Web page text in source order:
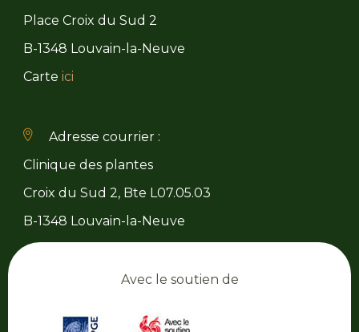
Place Croix du Sud 2
B-1348 Louvain-la-Neuve
Carte ici
Adresse courrier :
Clinique des plantes
Croix du Sud 2, Bte L07.05.03
B-1348 Louvain-la-Neuve
Avec le soutien de